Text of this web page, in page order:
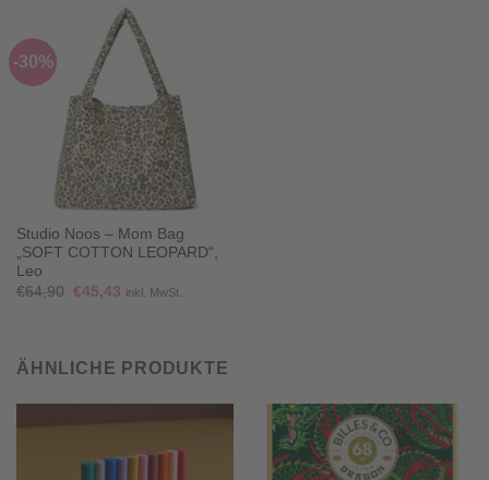
-30%
Studio Noos – Mom Bag
„SOFT COTTON LEOPARD“,
Leo
€64,90 Ursprünglicher
Preis
€45,43Aktueller
inkl. MwSt.
ÄHNLICHE PRODUKTE